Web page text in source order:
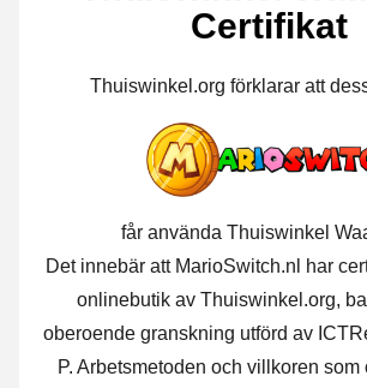
Certifikat
Thuiswinkel.org förklarar att
får använda Thuiswinkel
Det innebär att MarioSwitch.nl har
onlinebutik av Thuiswinkel.org,
oberoende granskning utförd av
P. Arbetsmetoden och villkoren som